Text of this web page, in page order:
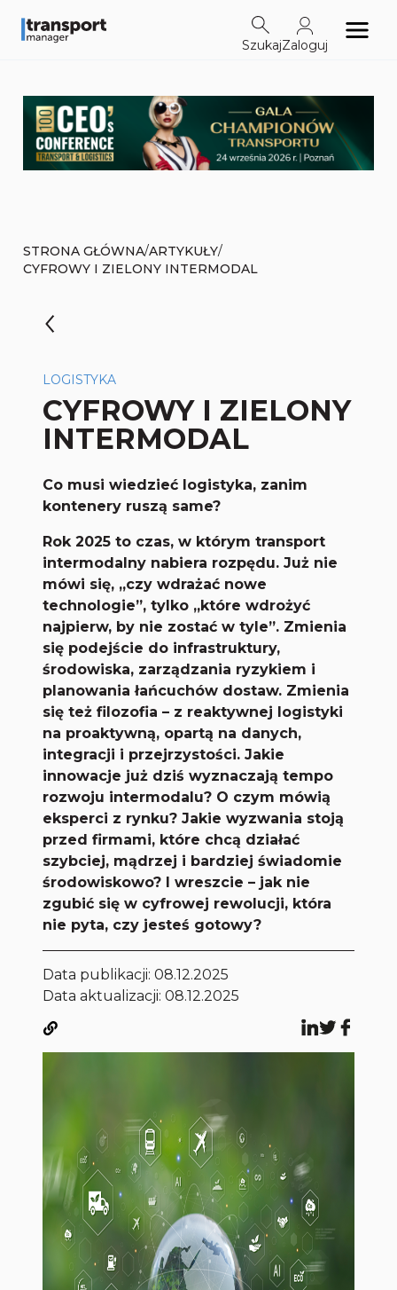
SzukajZaloguj
STRONA GŁÓWNA/ARTYKUŁY/
CYFROWY I ZIELONY INTERMODAL
LOGISTYKA
CYFROWY I ZIELONY
INTERMODAL
Co musi wiedzieć logistyka, zanim
kontenery ruszą same?
Rok 2025 to czas, w którym transport
intermodalny nabiera rozpędu. Już nie
mówi się, „czy wdrażać nowe
technologie”, tylko „które wdrożyć
najpierw, by nie zostać w tyle”. Zmienia
się podejście do infrastruktury,
środowiska, zarządzania ryzykiem i
planowania łańcuchów dostaw. Zmienia
się też filozofia – z reaktywnej logistyki
na proaktywną, opartą na danych,
integracji i przejrzystości. Jakie
innowacje już dziś wyznaczają tempo
rozwoju intermodalu? O czym mówią
eksperci z rynku? Jakie wyzwania stoją
przed firmami, które chcą działać
szybciej, mądrzej i bardziej świadomie
środowiskowo? I wreszcie – jak nie
zgubić się w cyfrowej rewolucji, która
nie pyta, czy jesteś gotowy?
Data publikacji:08.12.2025
Data aktualizacji: 08.12.2025